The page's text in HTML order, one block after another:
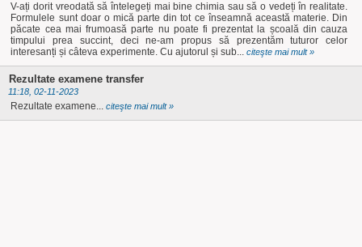
LIIS în presă 2022 -
1
LIIS în presă 2022 -
2
a hărţuirii morale la
locul de muncă
Consiliul de
Administrație LIIS
LIIS în presă 2021
LIIS în presă 2019
V-ați dorit vreodată să întelegeți mai bine chimia sau să o vedeți în realitate.
Formulele sunt doar o mică parte din tot ce înseamnă această materie. Din
păcate cea mai frumoasă parte nu poate fi prezentat la școală din cauza
timpului prea succint, deci ne-am propus să prezentăm tuturor celor
interesanți și câteva experimente. Cu ajutorul și sub... citeşte mai mult »
Rezultate examene transfer
11:18, 02-11-2023
Rezultate examene... citeşte mai mult »